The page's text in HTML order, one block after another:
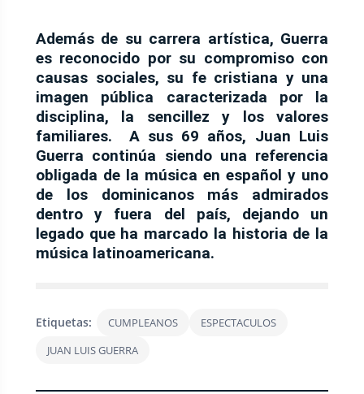
Además de su carrera artística, Guerra
es reconocido por su compromiso con
causas sociales, su fe cristiana y una
imagen pública caracterizada por la
disciplina, la sencillez y los valores
familiares. A sus 69 años, Juan Luis
Guerra continúa siendo una referencia
obligada de la música en español y uno
de los dominicanos más admirados
dentro y fuera del país, dejando un
legado que ha marcado la historia de la
música latinoamericana.
Etiquetas: CUMPLEANOS
ESPECTACULOS
JUAN LUIS GUERRA